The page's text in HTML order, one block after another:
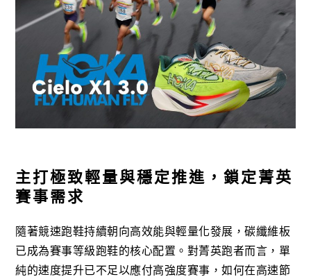
主打極致輕量與穩定推進，鎖定菁英
賽事需求
隨著競速跑鞋持續朝向高效能與輕量化發展，碳纖維板
已成為賽事等級跑鞋的核心配置。對菁英跑者而言，單
純的速度提升已不足以應付高強度賽事，如何在高速節